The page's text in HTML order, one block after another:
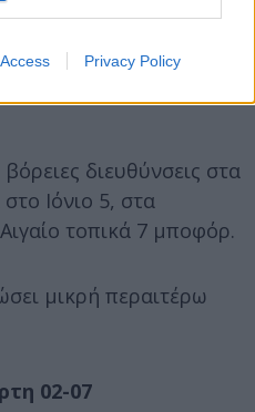
Privacy Policy
τις μεσημβρινές και
στα βορειοανατολικά
διευθύνσεις στα
Ιόνιο 5, στα
τοπικά 7 μποφόρ.
μικρή περαιτέρω
02-07